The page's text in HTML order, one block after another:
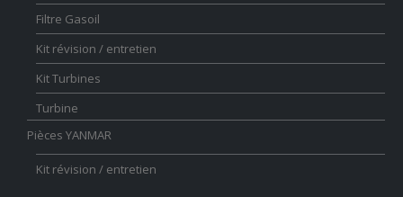
Filtre Gasoil
Kit révision / entretien
Kit Turbines
Turbine
Pièces YANMAR
Kit révision / entretien